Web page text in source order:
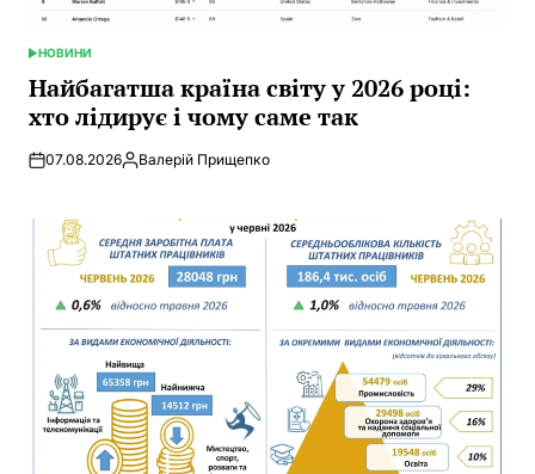
POSTED
IN
НОВИНИ
Найбагатша країна світу у 2026 році:
хто лідирує і чому саме так
07.08.2026Posted
Валерій Прищепко